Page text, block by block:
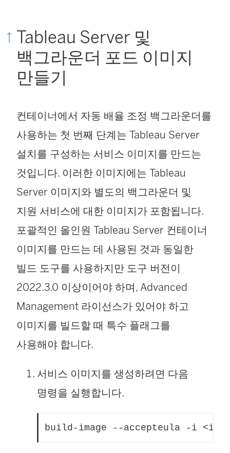
Tableau Server 및
백그라운더 포드 이미지
만들기
컨테이너에서 자동 배율 조정 백그라운더를
사용하는 첫 번째 단계는 Tableau Server
설치를 구성하는 서비스 이미지를 만드는
것입니다. 이러한 이미지에는 Tableau
Server 이미지와 별도의 백그라운더 및
지원 서비스에 대한 이미지가 포함됩니다.
포괄적인 올인원 Tableau Server 컨테이너
이미지를 만드는 데 사용된 것과 동일한
빌드 도구를 사용하지만 도구 버전이
2022.3.0 이상이어야 하며, Advanced
Management 라이선스가 있어야 하고
이미지를 빌드할 때 특수 플래그를
사용해야 합니다.
서비스 이미지를 생성하려면 다음
명령을 실행합니다.
build-image --accepteula -i